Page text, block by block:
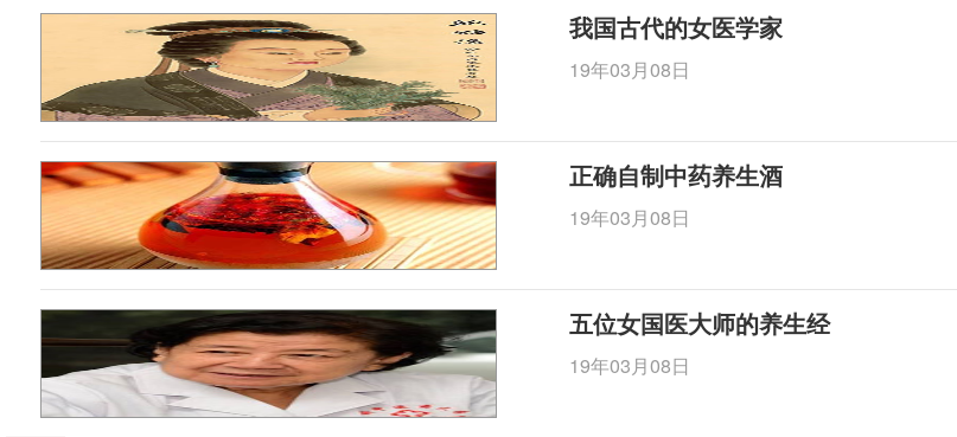
我国古代的女医学家
19年03月08日
正确自制中药养生酒
19年03月08日
五位女国医大师的养生经
19年03月08日